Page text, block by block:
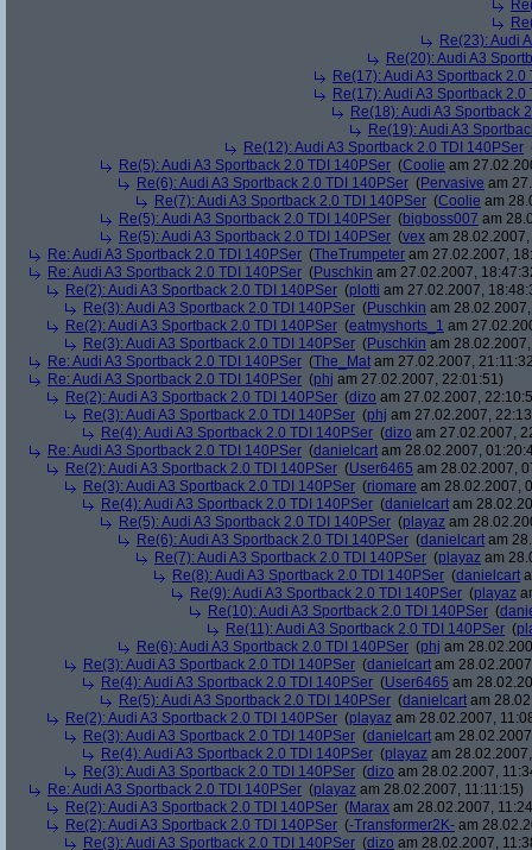
Re(23): Audi
Re(20): Audi A3
Re(17): Audi A3 Sportback 2.0
Re(17): Audi A3 Sportback 2.0
Re(18): Audi A3 Sportback
Re(19): Audi A3
Re(12): Audi A3 Sportback 2.0 TDI 140PSer
Re(5): Audi A3 Sportback 2.0 TDI 140PSer (Coolie am
Re(6): Audi A3 Sportback 2.0 TDI 140PSer (Pervasive am
Re(7): Audi A3 Sportback 2.0 TDI 140PSer (Coolie am
Re(5): Audi A3 Sportback 2.0 TDI 140PSer (bigboss007 am
Re(5): Audi A3 Sportback 2.0 TDI 140PSer (vex am
Re: Audi A3 Sportback 2.0 TDI 140PSer (TheTrumpeter am 27.02.2007,
Re: Audi A3 Sportback 2.0 TDI 140PSer (Puschkin am 27.02.2007,
Re(2): Audi A3 Sportback 2.0 TDI 140PSer (plotti am 27.02.2007,
Re(3): Audi A3 Sportback 2.0 TDI 140PSer (Puschkin am
Re(2): Audi A3 Sportback 2.0 TDI 140PSer (eatmyshorts_1 am
Re(3): Audi A3 Sportback 2.0 TDI 140PSer (Puschkin am
Re: Audi A3 Sportback 2.0 TDI 140PSer (The_Mat am 27.02.2007,
Re: Audi A3 Sportback 2.0 TDI 140PSer (phj am 27.02.2007, 22:01:51)
Re(2): Audi A3 Sportback 2.0 TDI 140PSer (dizo am 27.02.2007,
Re(3): Audi A3 Sportback 2.0 TDI 140PSer (phj am 27.02.2007,
Re(4): Audi A3 Sportback 2.0 TDI 140PSer (dizo am 27.02.2007,
Re: Audi A3 Sportback 2.0 TDI 140PSer (danielcart am 28.02.2007,
Re(2): Audi A3 Sportback 2.0 TDI 140PSer (User6465 am 28.02.2007,
Re(3): Audi A3 Sportback 2.0 TDI 140PSer (riomare am 28.02.2007,
Re(4): Audi A3 Sportback 2.0 TDI 140PSer (danielcart am
Re(5): Audi A3 Sportback 2.0 TDI 140PSer (playaz am
Re(6): Audi A3 Sportback 2.0 TDI 140PSer (danielcart am
Re(7): Audi A3 Sportback 2.0 TDI 140PSer (playaz am
Re(8): Audi A3 Sportback 2.0 TDI 140PSer (danielcart
Re(9): Audi A3 Sportback 2.0 TDI 140PSer (playaz
Re(10): Audi A3 Sportback 2.0 TDI 140PSer (
Re(11): Audi A3 Sportback 2.0 TDI 140PSer (
Re(6): Audi A3 Sportback 2.0 TDI 140PSer (phj am
Re(3): Audi A3 Sportback 2.0 TDI 140PSer (danielcart am
Re(4): Audi A3 Sportback 2.0 TDI 140PSer (User6465 am
Re(5): Audi A3 Sportback 2.0 TDI 140PSer (danielcart am
Re(2): Audi A3 Sportback 2.0 TDI 140PSer (playaz am 28.02.2007,
Re(3): Audi A3 Sportback 2.0 TDI 140PSer (danielcart am
Re(4): Audi A3 Sportback 2.0 TDI 140PSer (playaz am
Re(3): Audi A3 Sportback 2.0 TDI 140PSer (dizo am 28.02.2007,
Re: Audi A3 Sportback 2.0 TDI 140PSer (playaz am 28.02.2007, 11:11:15)
Re(2): Audi A3 Sportback 2.0 TDI 140PSer (Marax am 28.02.2007,
Re(2): Audi A3 Sportback 2.0 TDI 140PSer (-Transformer2K- am
Re(3): Audi A3 Sportback 2.0 TDI 140PSer (dizo am 28.02.2007,